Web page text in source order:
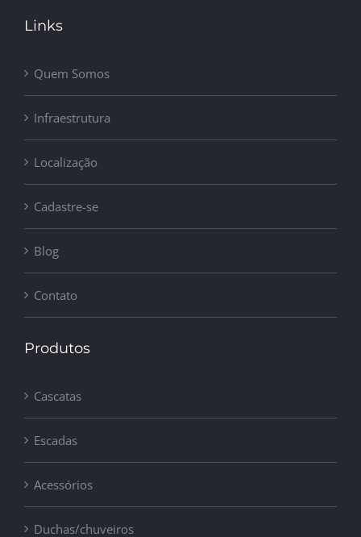
Links
Quem Somos
Infraestrutura
Localização
Cadastre-se
Blog
Contato
Produtos
Cascatas
Escadas
Acessórios
Duchas/chuveiros